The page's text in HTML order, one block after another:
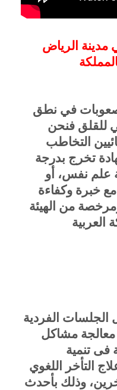
مدينة الرياض
في نطق
للقلق فنحن
التخاطب
تخرج بدرجة
علم نفس، أو
خبرة وكفاءة
ومرخصة من الهيئة
العربية
الفردية
معالجة مشاكل
فى تنمية
التأخر اللغوي
وذلك بأحدث